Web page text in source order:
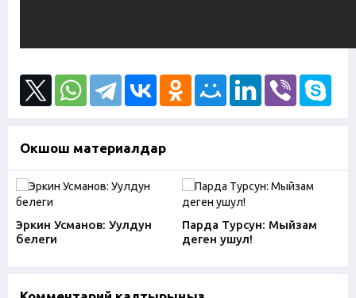
Окшош материалдар
Эркин Усманов: Уулдун
белеги
Парда Турсун: Мыйзам
деген ушул!